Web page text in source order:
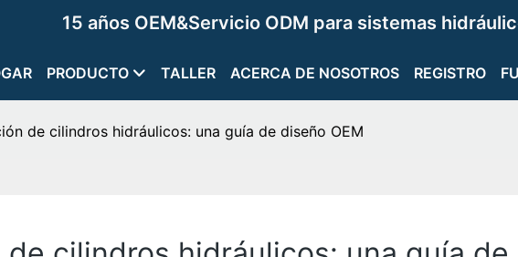
15 años OEM&Servicio ODM para sistemas
PRODUCTO TALLER ACERCA DE NOSOTROS REGISTRO
de cilindros hidráulicos: una guía de diseño OEM